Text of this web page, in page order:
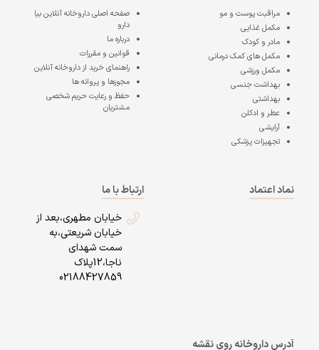
مراقبت پوست و مو
مکمل غذایی
مادر و کودک
مکمل های کمک درمانی
مکمل ورزشی
بهداشت جنسی
بهداشتی
عطر و ادکلن
آرایشی
تجهیزات پزشکی
صفحه اصلیداروخانه آنلاین بیا
دارو
درباره ما
قوانین و مقررات
راهنمای خرید از داروخانه آنلاین
مجوزها و پروانه ها
حفظ و رعایت حریم شخصی
مشتریان
نماد اعتماد
ارتباط با ما
خیابان مطهری،بعد از
خیابان شریعتی،به
سمت شهدای
ناجا،12پلاک
02188427859
آدرس داروخانه روی نقشه